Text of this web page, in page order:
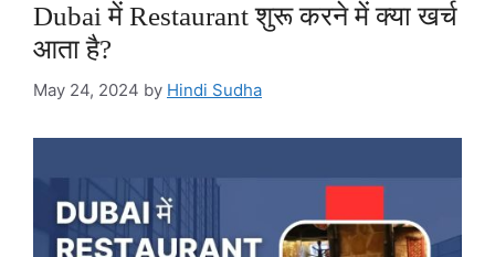
Dubai में Restaurant शुरू करने में क्या खर्च
आता है?
May 24, 2024 by Hindi Sudha